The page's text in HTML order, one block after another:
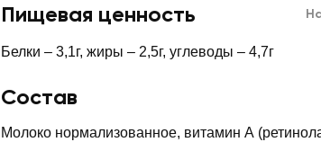
Пищевая ценность
Белки – 3,1г, жиры – 2,5г, углеводы – 4,7г
Состав
Молоко нормализованное, витамин А